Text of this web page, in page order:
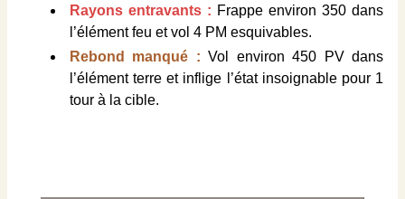
Rayons entravants : Frappe environ 350 dans
l’élément feu et vol 4 PM esquivables.
Rebond manqué : Vol environ 450 PV dans
l’élément terre et inflige l’état insoignable pour 1
tour à la cible.